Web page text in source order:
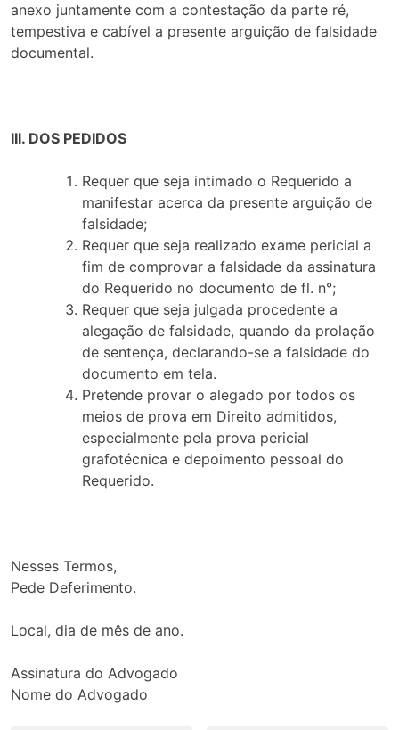
anexo juntamente com a contestação da parte ré,
tempestiva e cabível a presente arguição de falsidade
documental.
III. DOS PEDIDOS
Requer que seja intimado o Requerido a
manifestar acerca da presente arguição de
falsidade;
Requer que seja realizado exame pericial a
fim de comprovar a falsidade da assinatura
do Requerido no documento de fl. n°;
Requer que seja julgada procedente a
alegação de falsidade, quando da prolação
de sentença, declarando-se a falsidade do
documento em tela.
Pretende provar o alegado por todos os
meios de prova em Direito admitidos,
especialmente pela prova pericial
grafotécnica e depoimento pessoal do
Requerido.
Nesses Termos,
Pede Deferimento.
Local, dia de mês de ano.
Assinatura do Advogado
Nome do Advogado